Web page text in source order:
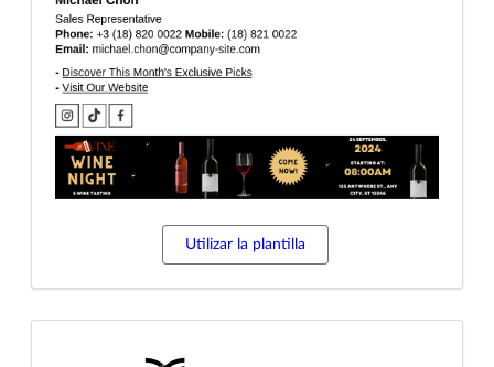
Utilizar la plantilla